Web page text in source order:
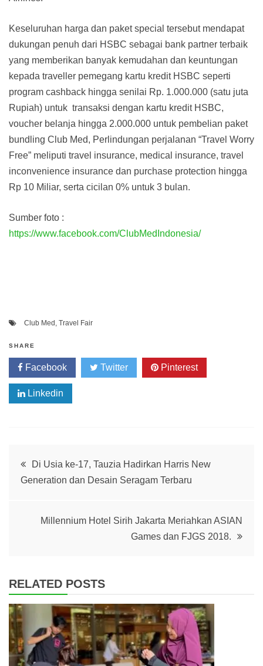
Keseluruhan harga dan paket special tersebut mendapat
dukungan penuh dari HSBC sebagai bank partner terbaik
yang memberikan banyak kemudahan dan keuntungan
kepada traveller pemegang kartu kredit HSBC seperti
program cashback hingga senilai Rp. 1.000.000 (satu juta
Rupiah) untuk transaksi dengan kartu kredit HSBC,
voucher belanja hingga 2.000.000 untuk pembelian paket
bundling Club Med, Perlindungan perjalanan “Travel Worry
Free” meliputi travel insurance, medical insurance, travel
inconvenience insurance dan purchase protection hingga
Rp 10 Miliar, serta cicilan 0% untuk 3 bulan.
Sumber foto :
https://www.facebook.com/ClubMedIndonesia/
Club Med , Travel Fair
SHARE
Facebook Twitter Pinterest
Linkedin
PostDi Usia ke-17, Tauzia Hadirkan Harris New
Generation dan Desain Seragam Terbaru
Millennium Hotel Sirih Jakarta Meriahkan ASIAN
Games dan FJGS 2018.
RELATED POSTS